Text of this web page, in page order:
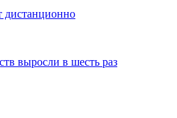
дистанционно
выросли в шесть раз